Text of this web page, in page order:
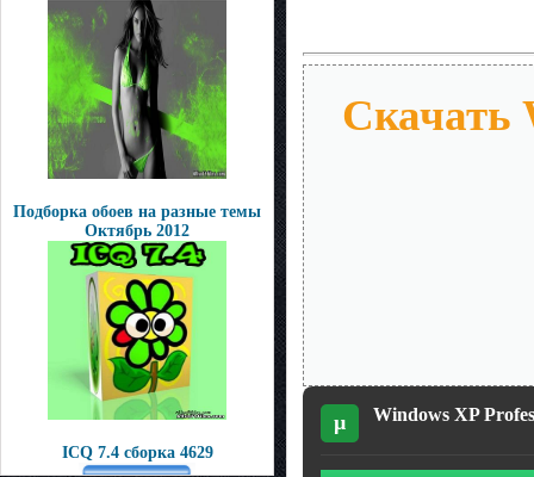
Подборка обоев на разные темы
Октябрь 2012
ICQ 7.4 сборка 4629
Скачать
µ Windows XP